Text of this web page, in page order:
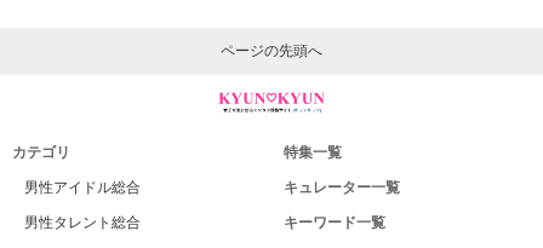
ページの先頭へ
カテゴリ
男性アイドル総合
男性タレント総合
特集一覧
キュレーター一覧
キーワード一覧